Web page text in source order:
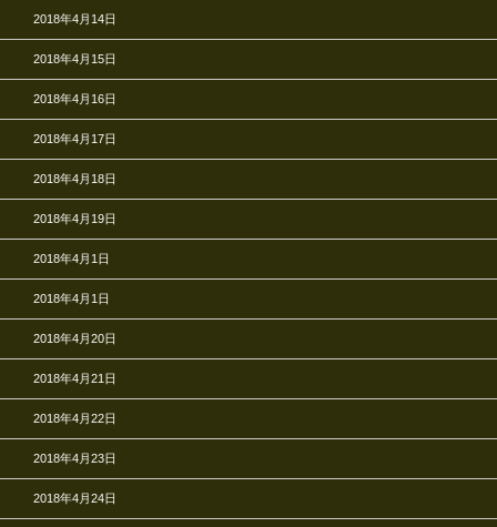
2018年4月14日
2018年4月15日
2018年4月16日
2018年4月17日
2018年4月18日
2018年4月19日
2018年4月1日
2018年4月1日
2018年4月20日
2018年4月21日
2018年4月22日
2018年4月23日
2018年4月24日